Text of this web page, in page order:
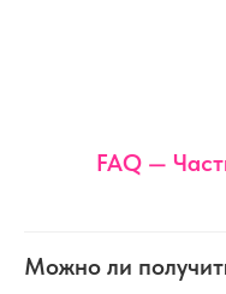
FAQ —
Можно ли